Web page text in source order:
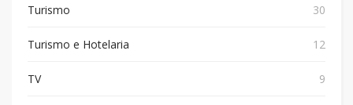
Turismo 30
Turismo e Hotelaria 12
TV 9